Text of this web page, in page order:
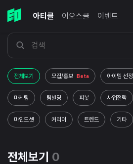
아티클 이오스쿨 이벤트
전체보기 모집/홍보 Beta 아이템 선정
마케팅 팀빌딩 피봇 사업전략
마인드셋 커리어 트렌드 기타
전체보기 0